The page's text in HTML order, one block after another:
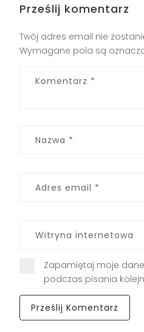
Prześlij komentarz
Twój adres email nie
Wymagane pola są
Zapamiętaj moje
podczas pisania